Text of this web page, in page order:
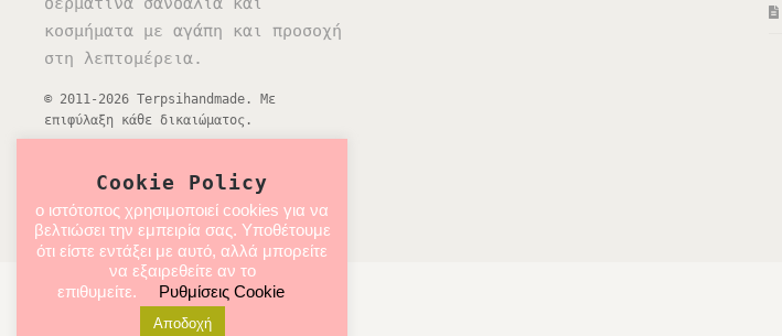
κοσμήματα με αγάπη και προσοχή
στη λεπτομέρεια.
© 2011-2026 Terpsihandmade. Με
επιφύλαξη κάθε δικαιώματος.
Cookie Policy
ο ιστότοπος χρησιμοποιεί cookies για να
βελτιώσει την εμπειρία σας. Υποθέτουμε
ότι είστε εντάξει με αυτό, αλλά μπορείτε
να εξαιρεθείτε αν το
επιθυμείτε.
Ρυθμίσεις Cookie
Αποδοχή